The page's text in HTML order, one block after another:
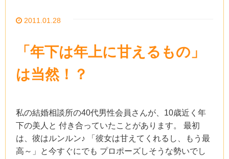
2011.01.28
「年下は年上に甘えるもの」
は当然！？
私の結婚相談所の40代男性会員さんが、10歳近く年
下の美人と 付き合っていたことがあります。 最初
は、彼はルンルン♪ 「彼女は甘えてくれるし、もう最
高～」と今すぐにでも プロポーズしそうな勢いでし